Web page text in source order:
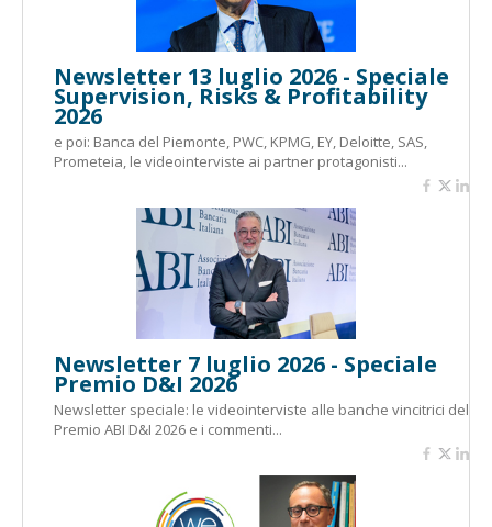
Newsletter 13 luglio 2026 - Speciale
Supervision, Risks & Profitability
2026
e poi: Banca del Piemonte, PWC, KPMG, EY, Deloitte, SAS,
Prometeia, le videointerviste ai partner protagonisti...
Newsletter 7 luglio 2026 - Speciale
Premio D&I 2026
Newsletter speciale: le videointerviste alle banche vincitrici del
Premio ABI D&I 2026 e i commenti...